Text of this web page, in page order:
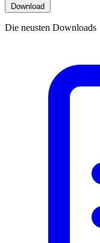
Download
Die neusten Downloads